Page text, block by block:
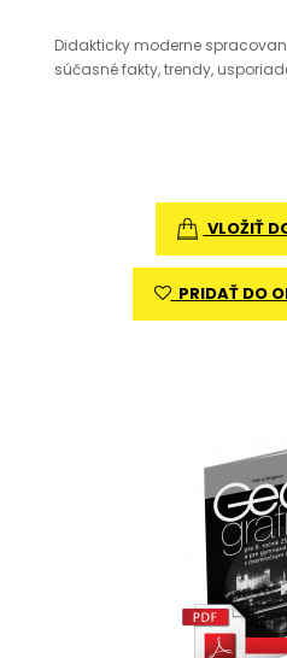
Didakticky moderne
súčasné fakty, trendy,
VLOŽIŤ
PRIDAŤ DO